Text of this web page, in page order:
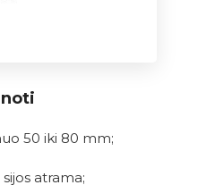
50 iki 80 mm;
atrama;